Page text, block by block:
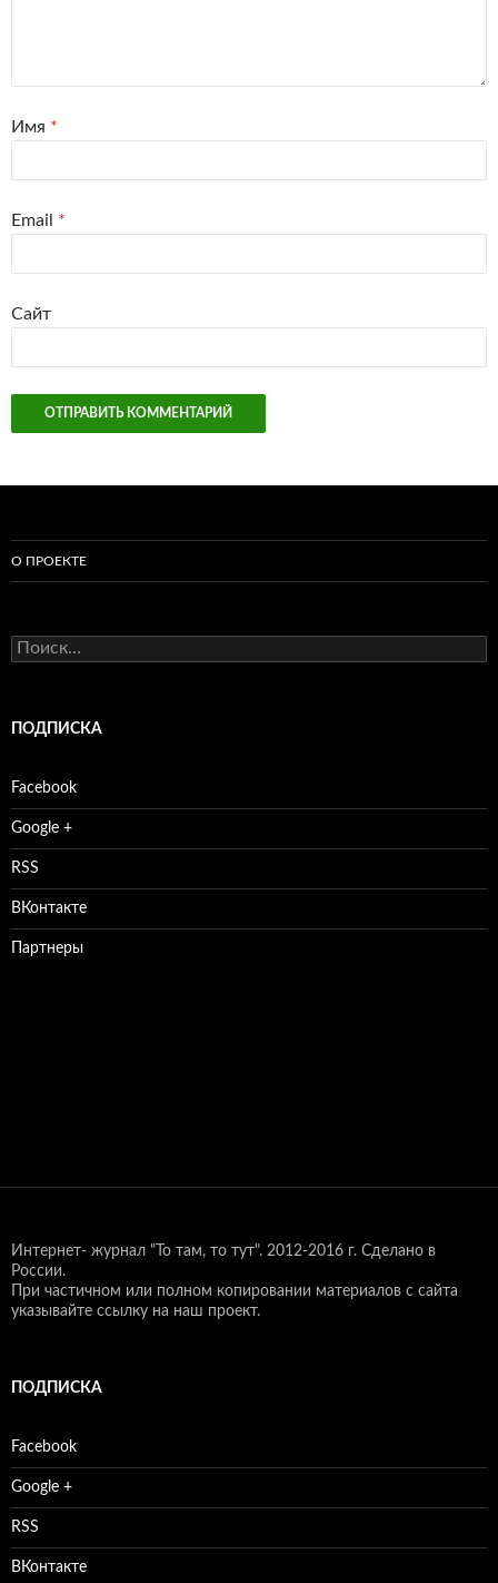
Имя *
Email *
Сайт
О ПРОЕКТЕ
Найти:
ПОДПИСКА
Facebook
Google +
RSS
ВКонтакте
Партнеры
Интернет- журнал "То там, то тут". 2012-2016 г. Сделано в
России.
При частичном или полном копировании материалов с сайта
указывайте ссылку на наш проект.
ПОДПИСКА
Facebook
Google +
RSS
ВКонтакте